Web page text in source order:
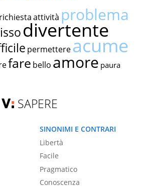
richiestaattività problema
divertente
permettereacume
fare bello amore paura
SAPERE
SINONIMI E CONTRARI
Libertà
Facile
Pragmatico
Conoscenza